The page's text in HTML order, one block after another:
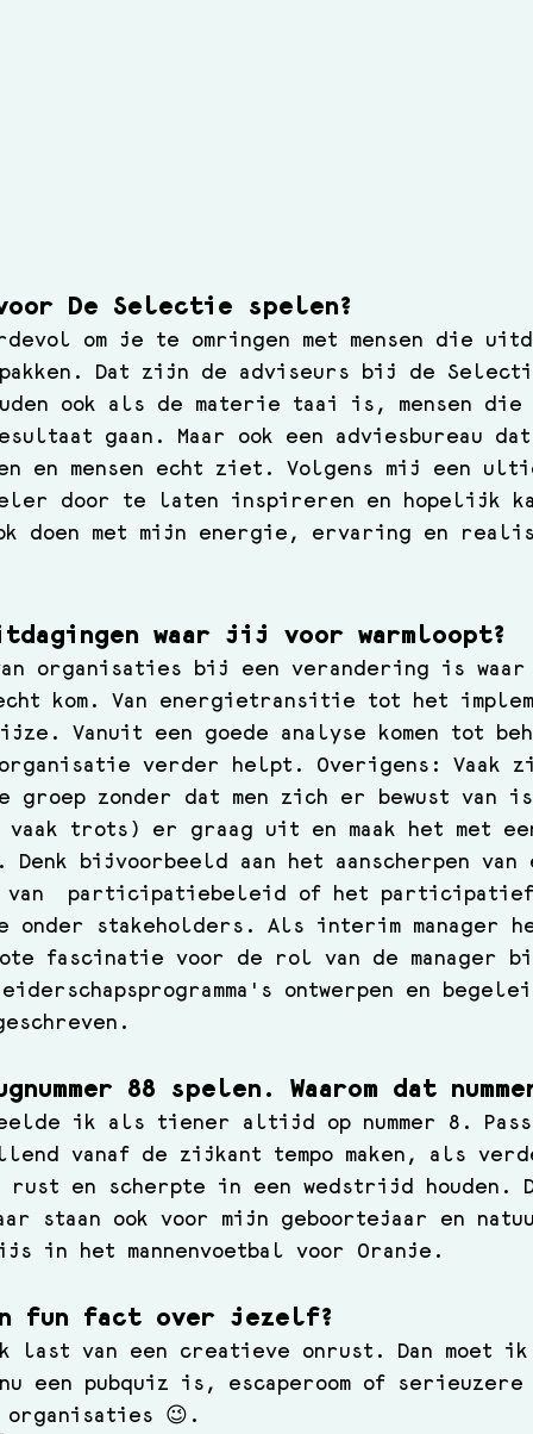
De Selectie spelen?
om je te omringen met mensen die
Dat zijn de adviseurs bij de
ook als de materie taai is, mensen
gaan. Maar ook een adviesbureau
en mensen echt ziet. Volgens mij een
door te laten inspireren en hopelijk
doen met mijn energie, ervaring en
waar jij voor warmloopt?
organisaties bij een verandering is
kom. Van energietransitie tot het
Vanuit een goede analyse komen tot
organisatie verder helpt. Overigens: Vaak
groep zonder dat men zich er bewust van
trots) er graag uit en maak het met
bijvoorbeeld aan het aanscherpen van
van  participatiebeleid of het
onder stakeholders. Als interim manager
fascinatie voor de rol van de manager
ontwerpen en
88 spelen. Waarom dat
ik als tiener altijd op nummer 8.
vanaf de zijkant tempo maken, als
rust en scherpte in een wedstrijd houden.
staan ook voor mijn geboortejaar en
in het mannenvoetbal voor Oranje.
fun fact over jezelf?
last van een creatieve onrust. Dan moet
een pubquiz is, escaperoom of
😉 .